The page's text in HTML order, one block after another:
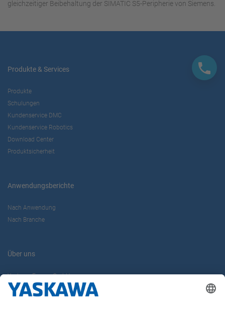
gleichzeitiger Beibehaltung der SIMATIC S5-Peripherie von Siemens.
Produkte & Services
Produkte
Schulungen
Kundenservice DMC
Kundenservice Robotics
Download Center
Produktsicherheit
Anwendungsberichte
Nach Anwendung
Nach Branche
Über uns
Yaskawa Europe GmbH
Karriere